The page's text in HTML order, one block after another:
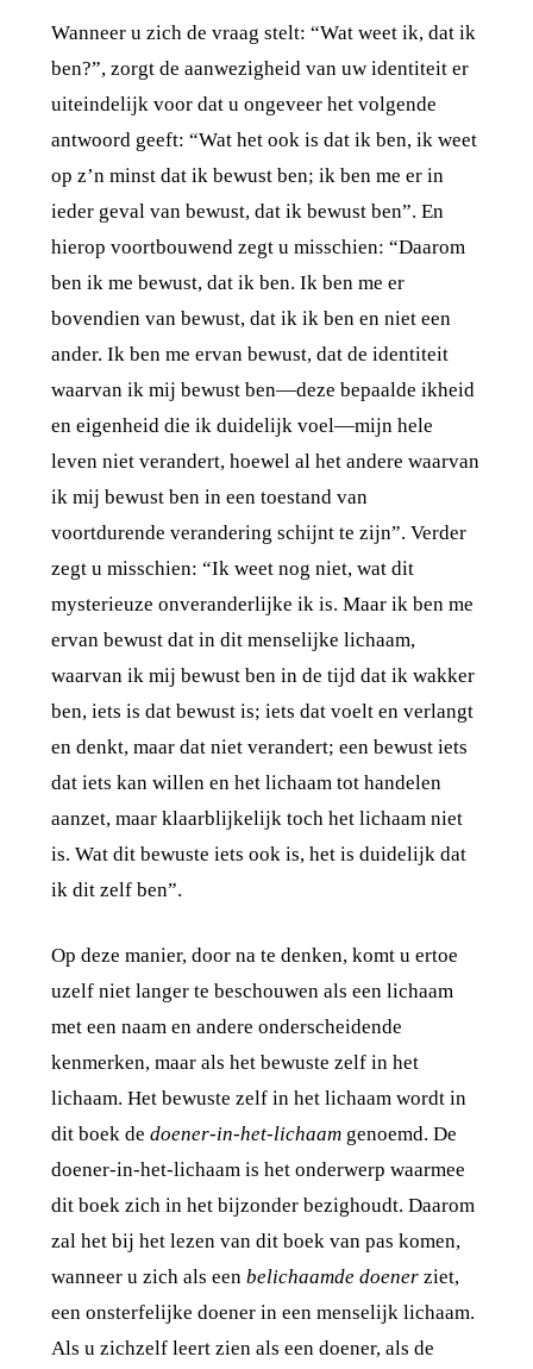
Wanneer u zich de vraag stelt: “Wat weet ik, dat ik
ben?”, zorgt de aanwezigheid van uw identiteit er
uiteindelijk voor dat u ongeveer het volgende
antwoord geeft: “Wat het ook is dat ik ben, ik weet
op z’n minst dat ik bewust ben; ik ben me er in
ieder geval van bewust, dat ik bewust ben”. En
hierop voortbouwend zegt u misschien: “Daarom
ben ik me bewust, dat ik ben. Ik ben me er
bovendien van bewust, dat ik ik ben en niet een
ander. Ik ben me ervan bewust, dat de identiteit
waarvan ik mij bewust ben—deze bepaalde ikheid
en eigenheid die ik duidelijk voel—mijn hele
leven niet verandert, hoewel al het andere waarvan
ik mij bewust ben in een toestand van
voortdurende verandering schijnt te zijn”. Verder
zegt u misschien: “Ik weet nog niet, wat dit
mysterieuze onveranderlijke ik is. Maar ik ben me
ervan bewust dat in dit menselijke lichaam,
waarvan ik mij bewust ben in de tijd dat ik wakker
ben, iets is dat bewust is; iets dat voelt en verlangt
en denkt, maar dat niet verandert; een bewust iets
dat iets kan willen en het lichaam tot handelen
aanzet, maar klaarblijkelijk toch het lichaam niet
is. Wat dit bewuste iets ook is, het is duidelijk dat
ik dit zelf ben”.
Op deze manier, door na te denken, komt u ertoe
uzelf niet langer te beschouwen als een lichaam
met een naam en andere onderscheidende
kenmerken, maar als het bewuste zelf in het
lichaam. Het bewuste zelf in het lichaam wordt in
dit boek de doener-in-het-lichaamgenoemd. De
doener-in-het-lichaam is het onderwerp waarmee
dit boek zich in het bijzonder bezighoudt. Daarom
zal het bij het lezen van dit boek van pas komen,
wanneer u zich als een belichaamde doenerziet,
een onsterfelijke doener in een menselijk lichaam.
Als u zichzelf leert zien als een doener, als de